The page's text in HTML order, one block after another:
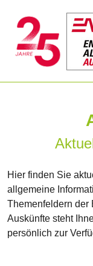
Hier finden Sie
allgemeine
Themenfeldern der
Auskünfte steht
persönlich zur